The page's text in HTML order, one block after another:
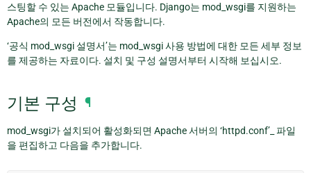
스팅할 수 있는 Apache 모듈입니다. Django는 mod_wsgi를 지원하는
Apache의 모든 버전에서 작동합니다.
‘공식 mod_wsgi 설명서’는 mod_wsgi 사용 방법에 대한 모든 세부 정보
를 제공하는 자료이다. 설치 및 구성 설명서부터 시작해 보십시오.
기본 구성 ¶
mod_wsgi가 설치되어 활성화되면 Apache 서버의 ‘httpd.conf’_ 파일
을 편집하고 다음을 추가합니다.